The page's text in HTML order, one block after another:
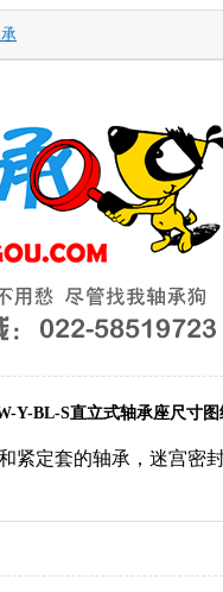
Y-BL-S直立式轴承座尺寸图
紧定套的轴承，迷宫密